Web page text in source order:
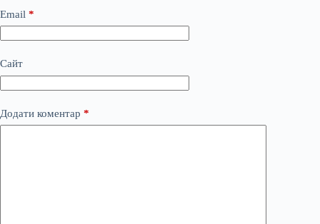
Email *
Сайт
Додати коментар *